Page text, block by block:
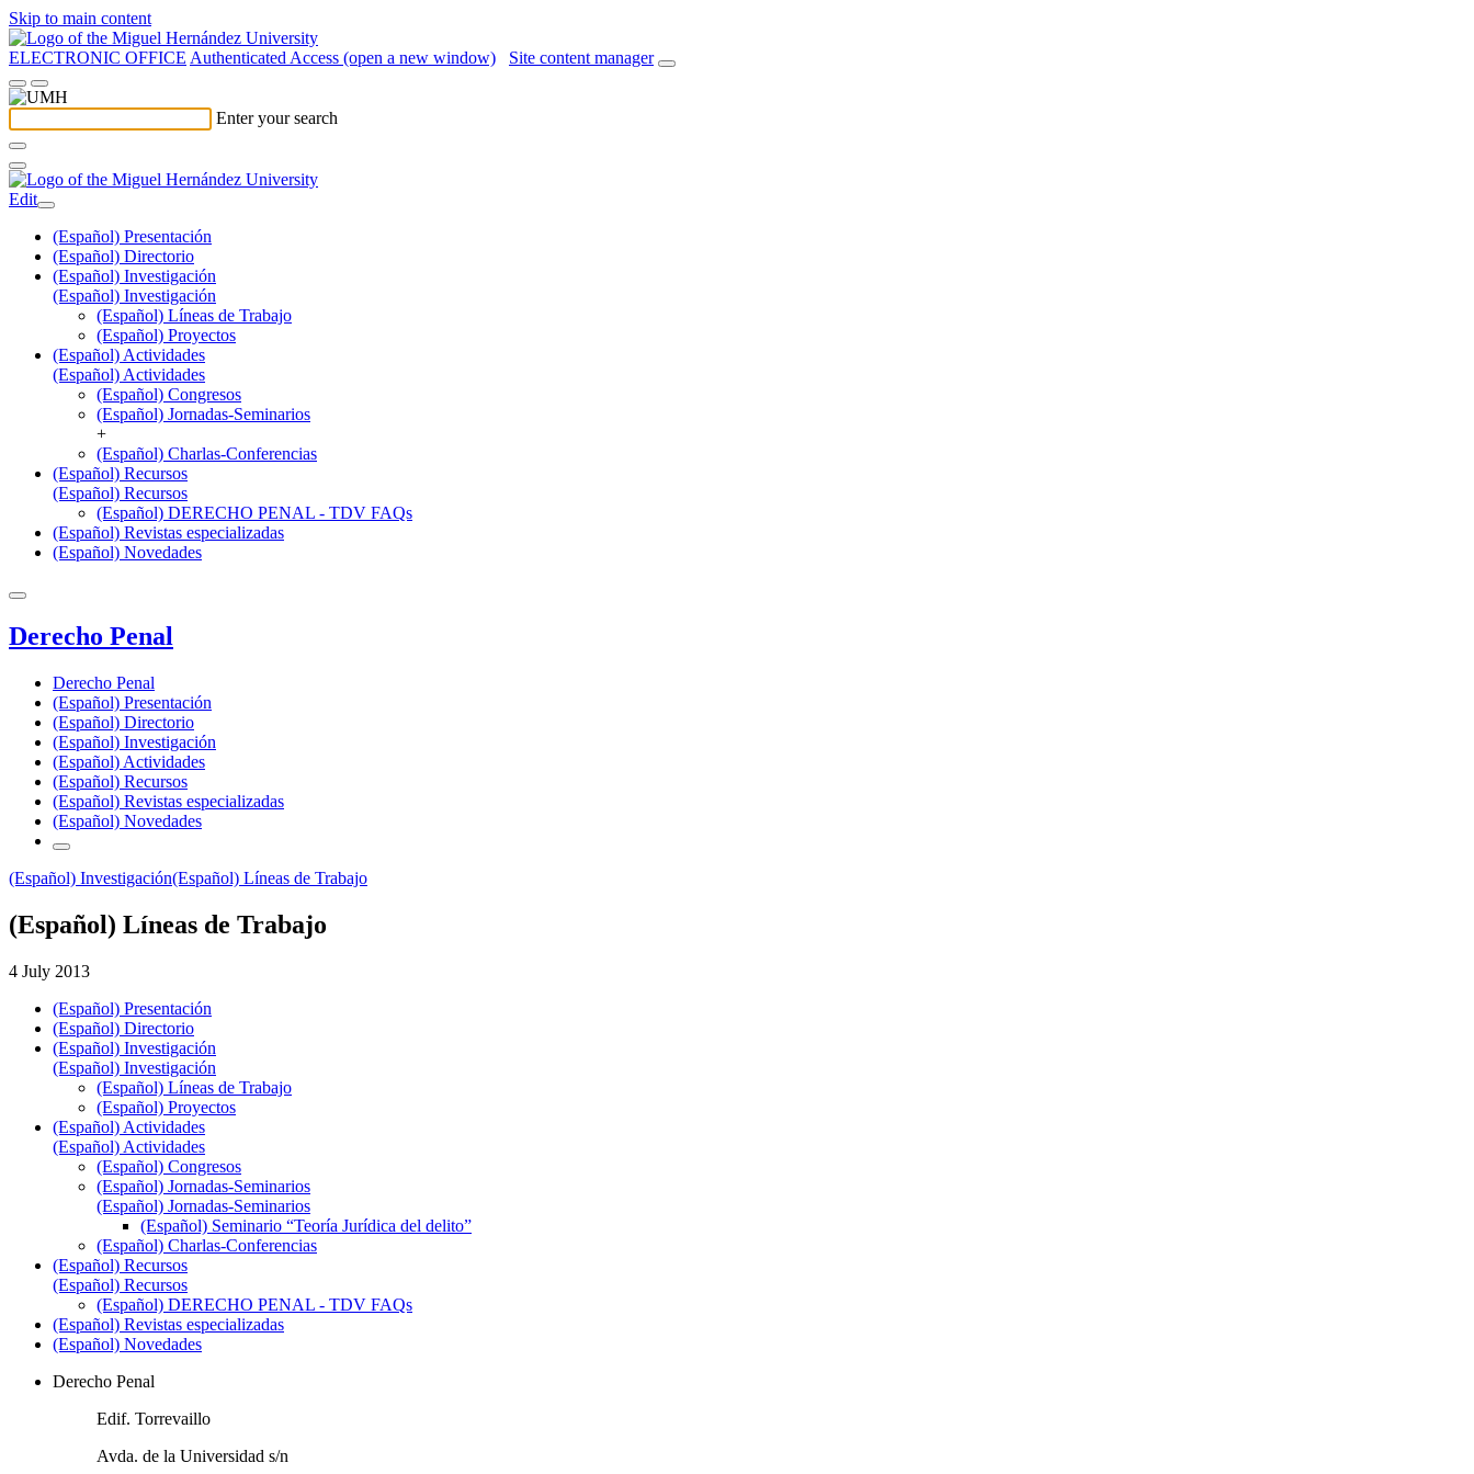
Skip to main content
ELECTRONIC OFFICE Authenticated Access (open a new window) Site content manager
Enter your search
Edit
(Español) Presentación
(Español) Directorio
(Español) Investigación
(Español) Investigación
(Español) Líneas de Trabajo
(Español) Proyectos
(Español) Actividades
(Español) Actividades
(Español) Congresos
(Español) Jornadas-Seminarios
+
(Español) Charlas-Conferencias
(Español) Recursos
(Español) Recursos
(Español) DERECHO PENAL - TDV FAQs
(Español) Revistas especializadas
(Español) Novedades
Derecho Penal
Derecho Penal
(Español) Presentación
(Español) Directorio
(Español) Investigación
(Español) Actividades
(Español) Recursos
(Español) Revistas especializadas
(Español) Novedades
(Español) Investigación(Español) Líneas de Trabajo
(Español) Líneas de Trabajo
4 July 2013
(Español) Presentación
(Español) Directorio
(Español) Investigación
(Español) Investigación
(Español) Líneas de Trabajo
(Español) Proyectos
(Español) Actividades
(Español) Actividades
(Español) Congresos
(Español) Jornadas-Seminarios
(Español) Jornadas-Seminarios
(Español) Seminario “Teoría Jurídica del delito”
(Español) Charlas-Conferencias
(Español) Recursos
(Español) Recursos
(Español) DERECHO PENAL - TDV FAQs
(Español) Revistas especializadas
(Español) Novedades
Derecho Penal
Edif. Torrevaillo
Avda. de la Universidad s/n